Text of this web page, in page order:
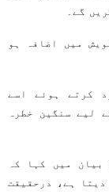
گے۔
میں اضافہ ہو
کرتے ہوئے اسے
لیے سنگین خطرہ
بیان میں کہا کہ
دیتا ہے، درحقیقت